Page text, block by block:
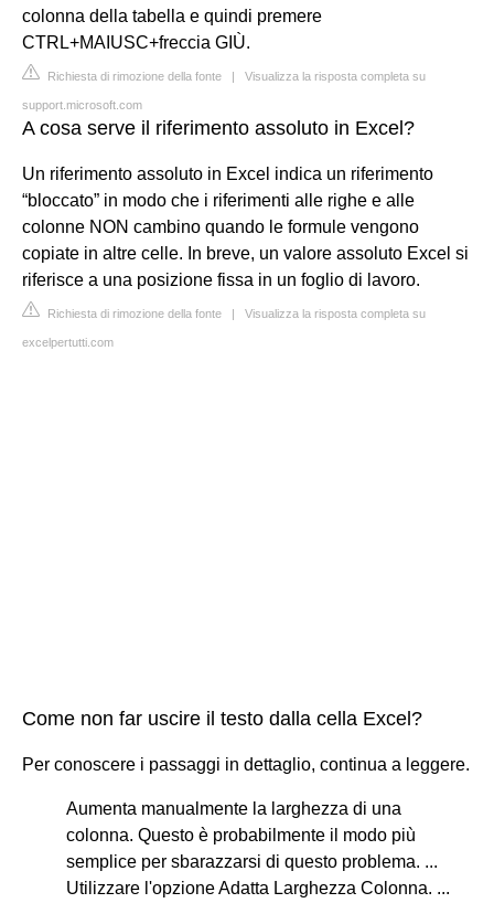
colonna della tabella e quindi premere
CTRL+MAIUSC+freccia GIÙ.
Richiesta di rimozione della fonte | Visualizza la risposta completa su
support.microsoft.com
A cosa serve il riferimento assoluto in Excel?
Un riferimento assoluto in Excel indica un riferimento
“bloccato” in modo che i riferimenti alle righe e alle
colonne NON cambino quando le formule vengono
copiate in altre celle. In breve, un valore assoluto Excel si
riferisce a una posizione fissa in un foglio di lavoro.
Richiesta di rimozione della fonte | Visualizza la risposta completa su
excelpertutti.com
Come non far uscire il testo dalla cella Excel?
Per conoscere i passaggi in dettaglio, continua a leggere.
Aumenta manualmente la larghezza di una
colonna. Questo è probabilmente il modo più
semplice per sbarazzarsi di questo problema. ...
Utilizzare l'opzione Adatta Larghezza Colonna. ...